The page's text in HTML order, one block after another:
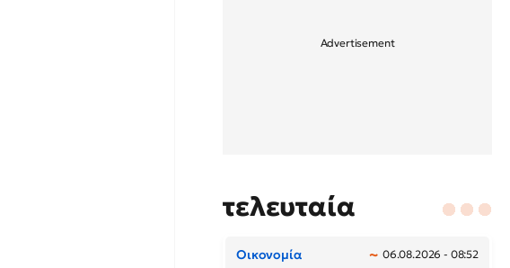
τελευταία
Οικονομία 06.08.2026 - 08:52